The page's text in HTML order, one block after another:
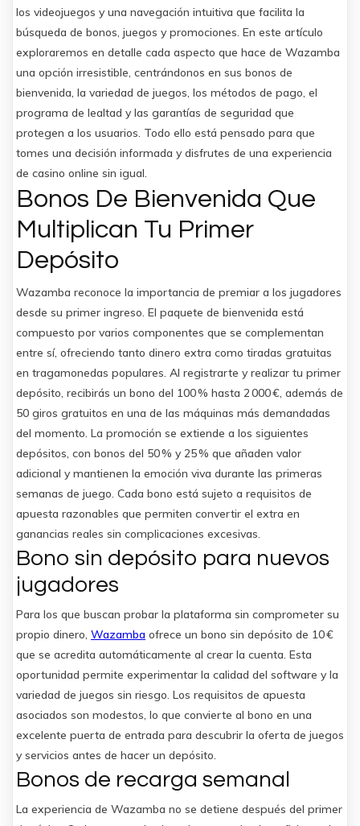
los videojuegos y una navegación intuitiva que facilita la
búsqueda de bonos, juegos y promociones. En este artículo
exploraremos en detalle cada aspecto que hace de Wazamba
una opción irresistible, centrándonos en sus bonos de
bienvenida, la variedad de juegos, los métodos de pago, el
programa de lealtad y las garantías de seguridad que
protegen a los usuarios. Todo ello está pensado para que
tomes una decisión informada y disfrutes de una experiencia
de casino online sin igual.
Bonos De Bienvenida Que
Multiplican Tu Primer
Depósito
Wazamba reconoce la importancia de premiar a los jugadores
desde su primer ingreso. El paquete de bienvenida está
compuesto por varios componentes que se complementan
entre sí, ofreciendo tanto dinero extra como tiradas gratuitas
en tragamonedas populares. Al registrarte y realizar tu primer
depósito, recibirás un bono del 100 % hasta 2 000 €, además de
50 giros gratuitos en una de las máquinas más demandadas
del momento. La promoción se extiende a los siguientes
depósitos, con bonos del 50 % y 25 % que añaden valor
adicional y mantienen la emoción viva durante las primeras
semanas de juego. Cada bono está sujeto a requisitos de
apuesta razonables que permiten convertir el extra en
ganancias reales sin complicaciones excesivas.
Bono sin depósito para nuevos
jugadores
Para los que buscan probar la plataforma sin comprometer su
propio dinero, Wazamba ofrece un bono sin depósito de 10 €
que se acredita automáticamente al crear la cuenta. Esta
oportunidad permite experimentar la calidad del software y la
variedad de juegos sin riesgo. Los requisitos de apuesta
asociados son modestos, lo que convierte al bono en una
excelente puerta de entrada para descubrir la oferta de juegos
y servicios antes de hacer un depósito.
Bonos de recarga semanal
La experiencia de Wazamba no se detiene después del primer